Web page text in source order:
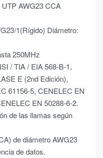
UTP AWG23 CCA
1(Rígido) Diámetro:
250MHz
/ TIA / EIA 568-B-1,
E (2nd Edición),
61156-5, CENELEC EN
EN 50288-6-2.
de las llamas según
de diámetro AWG23
de datos.